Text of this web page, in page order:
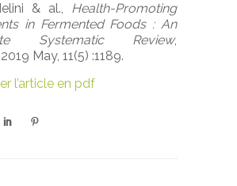
& al., Health-Promoting
in Fermented Foods : An
Systematic Review,
May, 11(5) :1189.
l’article en pdf